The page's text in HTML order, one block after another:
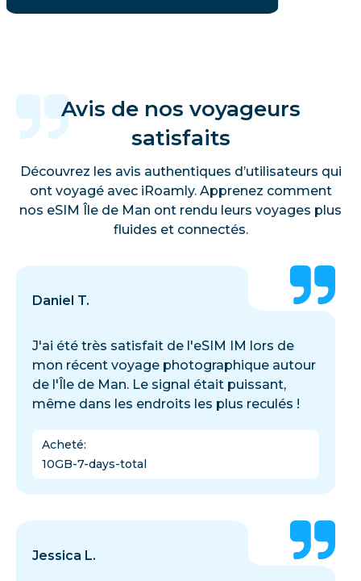
Avis de nos voyageurs
satisfaits
Découvrez les avis authentiques d’utilisateurs qui
ont voyagé avec iRoamly. Apprenez comment
nos eSIM Île de Man ont rendu leurs voyages plus
fluides et connectés.
Daniel T.
J'ai été très satisfait de l'eSIM IM lors de
mon récent voyage photographique autour
de l'Île de Man. Le signal était puissant,
même dans les endroits les plus reculés !
Acheté:
10GB-7-days-total
Jessica L.